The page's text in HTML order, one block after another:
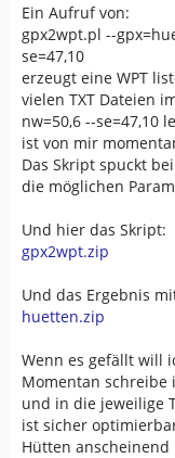
Ein Aufruf von:
gpx2wpt.pl --
se=47,10
erzeugt eine WPT
vielen TXT Dateien
nw=50,6 --se=47,10
ist von mir
Das Skript spuckt
die möglichen
Und hier das Skript:
gpx2wpt.zip
Und das Ergebnis
huetten.zip
Wenn es gefällt will
Momentan schreibe
und in die jeweilige
ist sicher
Hütten